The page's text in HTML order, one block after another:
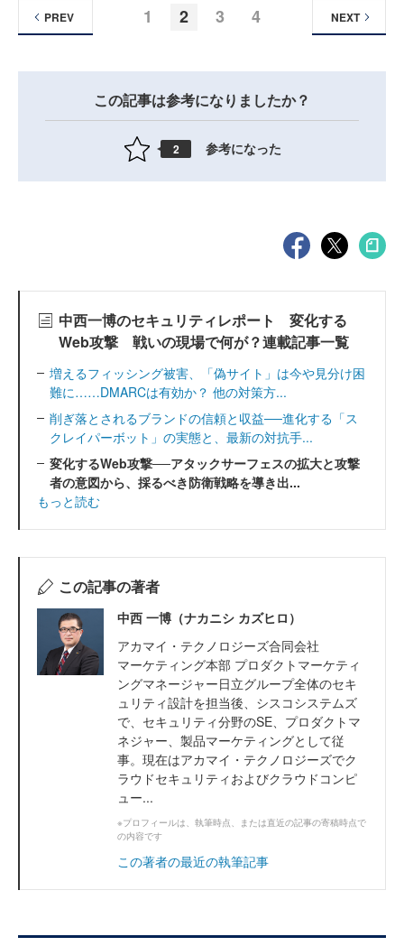
1 2 3 4
PREV NEXT
この記事は参考になりましたか？
2 参考になった
中西一博のセキュリティレポート 変化する
Web攻撃 戦いの現場で何が？連載記事一覧
増えるフィッシング被害、「偽サイト」は今や見分け困
難に……DMARCは有効か？ 他の対策方...
削ぎ落とされるブランドの信頼と収益──進化する「ス
クレイパーボット」の実態と、最新の対抗手...
変化するWeb攻撃──アタックサーフェスの拡大と攻撃
者の意図から、採るべき防衛戦略を導き出...
もっと読む
この記事の著者
中西 一博（ナカニシ カズヒロ）
アカマイ・テクノロジーズ合同会社
マーケティング本部 プロダクトマーケティ
ングマネージャー日立グループ全体のセキ
ュリティ設計を担当後、シスコシステムズ
で、セキュリティ分野のSE、プロダクトマ
ネジャー、製品マーケティングとして従
事。現在はアカマイ・テクノロジーズでク
ラウドセキュリティおよびクラウドコンピ
ュー...
※プロフィールは、執筆時点、または直近の記事の寄稿時点で
の内容です
この著者の最近の執筆記事